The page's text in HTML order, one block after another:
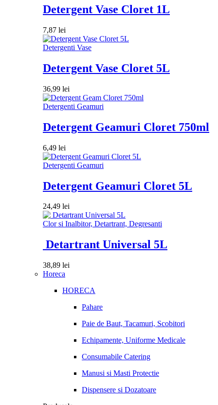
Detergent Vase Cloret 1L
7,87 lei
Detergenti Vase
Detergent Vase Cloret 5L
36,99 lei
Detergenti Geamuri
Detergent Geamuri Cloret 750ml
6,49 lei
Detergenti Geamuri
Detergent Geamuri Cloret 5L
24,49 lei
Clor si Inalbitor, Detartrant, Degresanti
Detartrant Universal 5L
38,89 lei
Horeca
HORECA
Pahare
Paie de Baut, Tacamuri, Scobitori
Echipamente, Uniforme Medicale
Consumabile Catering
Manusi si Masti Protectie
Dispensere si Dozatoare